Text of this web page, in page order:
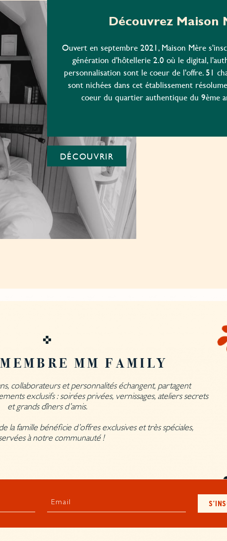
Découvrez Maison
Ouvert en septembre 2021, Maison Mère
génération d'hôtellerie 2.0 où le digital,
personnalisation sont le coeur de l'offre. 51
sont nichées dans cet établissement
coeur du quartier authentique du 9ème
DÉCOUVRIR
MM FAMILY
collaborateurs et personnalités échangent, partagent
exclusifs : soirées privées, vernissages, ateliers secrets
et grands dîners d’amis.
la famille bénéficie d’offres exclusives et très spéciales,
à notre communauté !
Email